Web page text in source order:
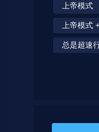
上帝模式
上帝模式
总是超速